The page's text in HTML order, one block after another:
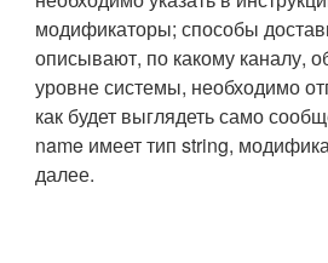
модификаторы; способы
описывают, по какому каналу,
уровне системы, необходимо
как будет выглядеть само
name имеет тип string,
далее.